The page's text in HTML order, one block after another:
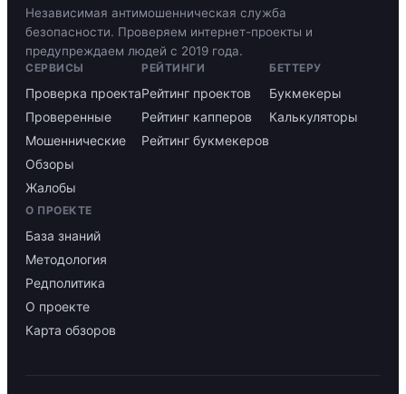
Независимая антимошенническая служба
безопасности. Проверяем интернет-проекты и
предупреждаем людей с 2019 года.
СЕРВИСЫ
Проверка проекта
Проверенные
Мошеннические
Обзоры
Жалобы
РЕЙТИНГИ
Рейтинг проектов
Рейтинг капперов
Рейтинг букмекеров
БЕТТЕРУ
Букмекеры
Калькуляторы
О ПРОЕКТЕ
База знаний
Методология
Редполитика
О проекте
Карта обзоров